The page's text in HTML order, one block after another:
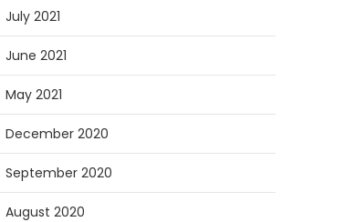
July 2021
June 2021
May 2021
December 2020
September 2020
August 2020